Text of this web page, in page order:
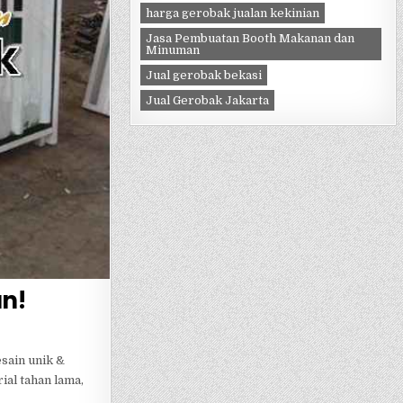
unik &
tahan lama,
harga gerobak jualan kekinian
Jasa Pembuatan Booth Makanan dan
Minuman
Jual gerobak bekasi
Jual Gerobak Jakarta